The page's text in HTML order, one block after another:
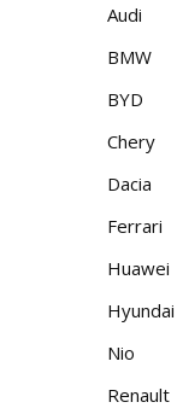
Audi
BMW
BYD
Chery
Dacia
Ferrari
Huawei
Hyundai
Nio
Renault